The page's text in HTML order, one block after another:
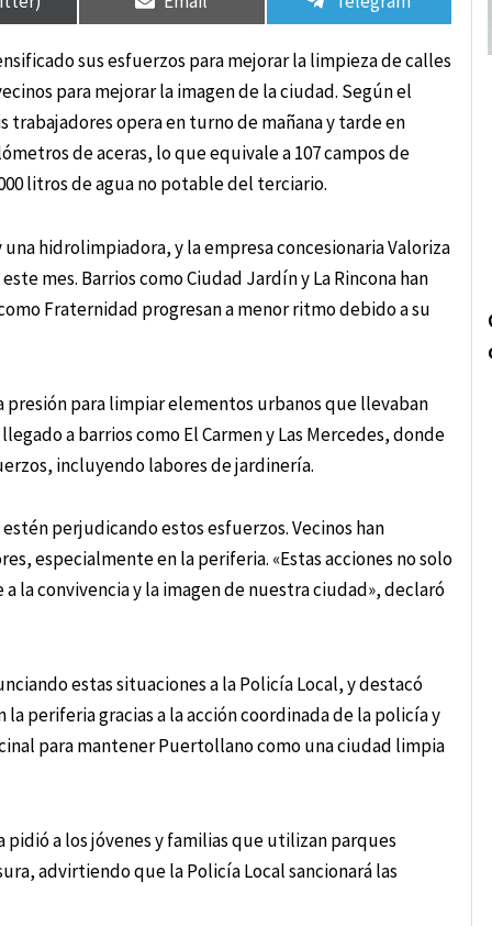
sus esfuerzos para mejorar la limpieza de calles
para mejorar la imagen de la ciudad. Según el
opera en turno de mañana y tarde en
de aceras, lo que equivale a 107 campos de
litros de agua no potable del terciario.
hidrolimpiadora, y la empresa concesionaria Valoriza
mes. Barrios como Ciudad Jardín y La Rincona han
Fraternidad progresan a menor ritmo debido a su
presión para limpiar elementos urbanos que llevaban
a barrios como El Carmen y Las Mercedes, donde
incluyendo labores de jardinería.
perjudicando estos esfuerzos. Vecinos han
especialmente en la periferia. «Estas acciones no solo
la convivencia y la imagen de nuestra ciudad», declaró
estas situaciones a la Policía Local, y destacó
periferia gracias a la acción coordinada de la policía y
para mantener Puertollano como una ciudad limpia
a los jóvenes y familias que utilizan parques
advirtiendo que la Policía Local sancionará las